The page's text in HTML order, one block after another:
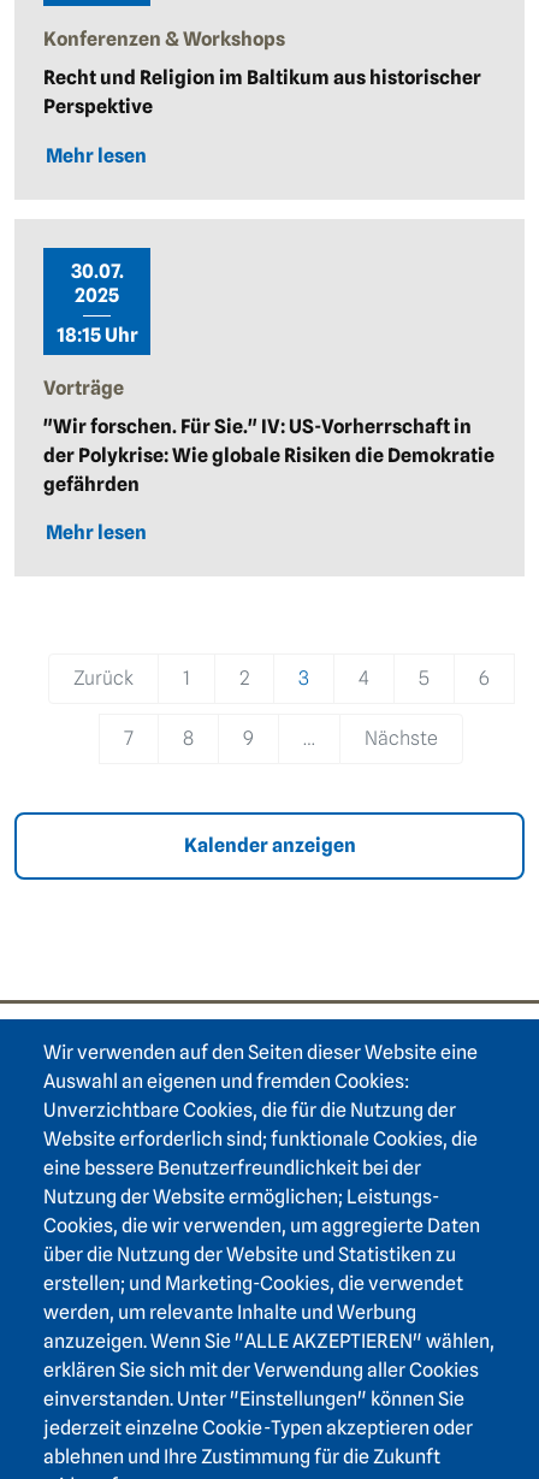
Wir verwenden auf den Seiten dieser Website eine
Auswahl an eigenen und fremden Cookies:
Unverzichtbare Cookies, die für die Nutzung der
Website erforderlich sind; funktionale Cookies, die
eine bessere Benutzerfreundlichkeit bei der
Nutzung der Website ermöglichen; Leistungs-
Cookies, die wir verwenden, um aggregierte Daten
über die Nutzung der Website und Statistiken zu
erstellen; und Marketing-Cookies, die verwendet
werden, um relevante Inhalte und Werbung
anzuzeigen. Wenn Sie "ALLE AKZEPTIEREN" wählen,
erklären Sie sich mit der Verwendung aller Cookies
einverstanden. Unter "Einstellungen" können Sie
jederzeit einzelne Cookie-Typen akzeptieren oder
ablehnen und Ihre Zustimmung für die Zukunft
Konferenzen & Workshops
Recht und Religion im Baltikum aus historischer
Perspektive
Mehr lesen
30.07.
2025
18:15 Uhr
Vorträge
"Wir forschen. Für Sie." IV: US-Vorherrschaft in
der Polykrise: Wie globale Risiken die Demokratie
gefährden
Mehr lesen
Zurück 1 2 3 4 5 6
7 8 9 … Nächste
Kalender anzeigen
Footer area one
Footer area two
Login Intranet
Footer area three
Heidelberger Akademie der Wissenschaften
Karlstraße 4
69117 Heidelberg
+49 6221 / 54 32 65
hadw@hadw-bw.de